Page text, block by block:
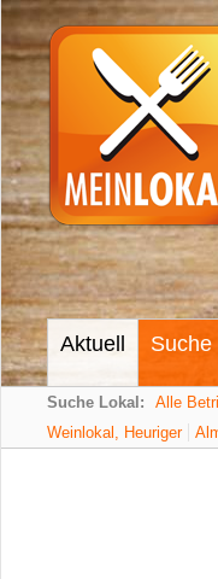
Aktuell Suche
Suche Lokal: Alle
Weinlokal, Heuriger